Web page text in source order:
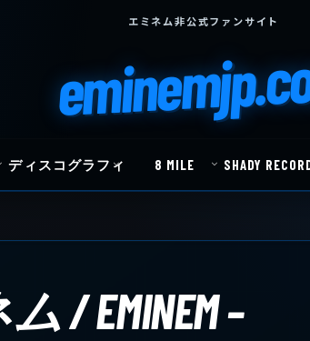
エミネム非公式ファンサイト
ディスコグラフィ 8 MILE SHADY
/ EMINEM –